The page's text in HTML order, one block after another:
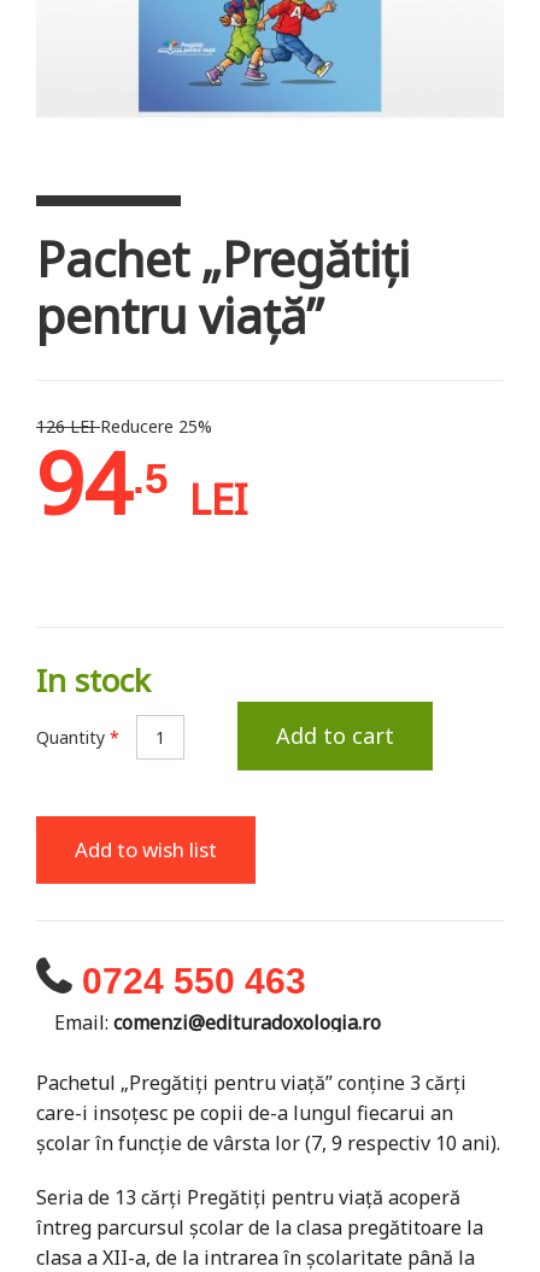
Pachet „Pregătiți
pentru viață”
126 LEIReducere 25%
94.5 LEI
In stock
Quantity * Add to cart
Add to wish list
0724 550 463
Email: comenzi@edituradoxologia.ro
Pachetul „Pregătiți pentru viață” conține 3 cărți
care-i insoțesc pe copii de-a lungul fiecarui an
școlar în funcție de vârsta lor (7, 9 respectiv 10 ani).
Seria de 13 cărți Pregătiți pentru viață acoperă
întreg parcursul școlar de la clasa pregătitoare la
clasa a XII-a, de la intrarea în școlaritate până la